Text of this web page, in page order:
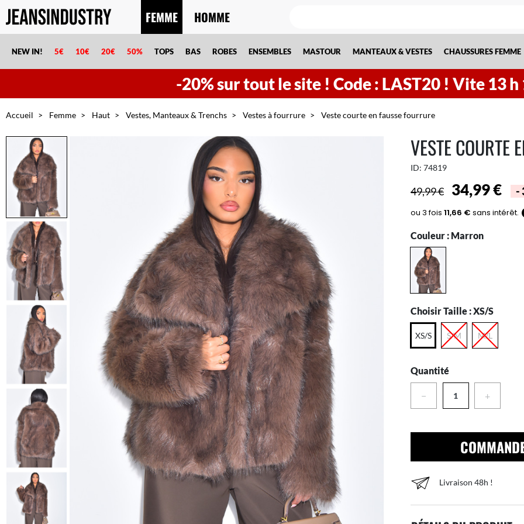
-20% sur tout le site ! Code : LAST20 ! Vite 13h
FEMME HOMME
NEW IN! 5€ 10€ 20€ 50% TOPS BAS ROBES ENSEMBLES MASTOUR MANTEAUX & VESTES CHAUSSURES FEMME
Accueil Femme Haut Vestes, Manteaux & Trenchs Vestes à fourrure Veste courte en fausse fourrure
VESTE COURTE
ID: 74819
49,99 € 34,99 € -
Couleur : Marron
Choisir Taille :XS/S
XS/S S/M M/L
Quantité
− +
Livraison 48h !